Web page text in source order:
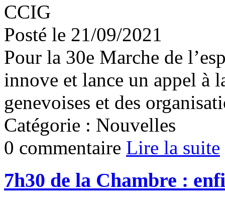
CCIG
Posté le 21/09/2021
Pour la 30e Marche de
innove et lance un appel à
genevoises et des
Catégorie : Nouvelles
0 commentaire Lire la suite
7h30 de la Chambre :